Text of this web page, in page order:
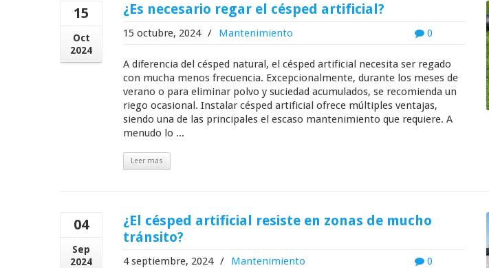
15
Oct
2024
¿Es necesario regar el césped artificial?
0
15 octubre, 2024 / Mantenimiento
A diferencia del césped natural, el césped artificial necesita ser regado
con mucha menos frecuencia. Excepcionalmente, durante los meses de
verano o para eliminar polvo y suciedad acumulados, se recomienda un
riego ocasional. Instalar césped artificial ofrece múltiples ventajas,
siendo una de las principales el escaso mantenimiento que requiere. A
menudo lo ...
Leer más
04
Sep
2024
¿El césped artificial resiste en zonas de mucho
tránsito?
0
4 septiembre, 2024 / Mantenimiento